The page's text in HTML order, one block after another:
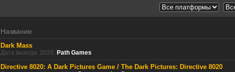
Название
Dark Mass
Дата выхода: 2026. Path Games
Directive 8020: A Dark Pictures Game / The Dark Pictures: Directive 8020